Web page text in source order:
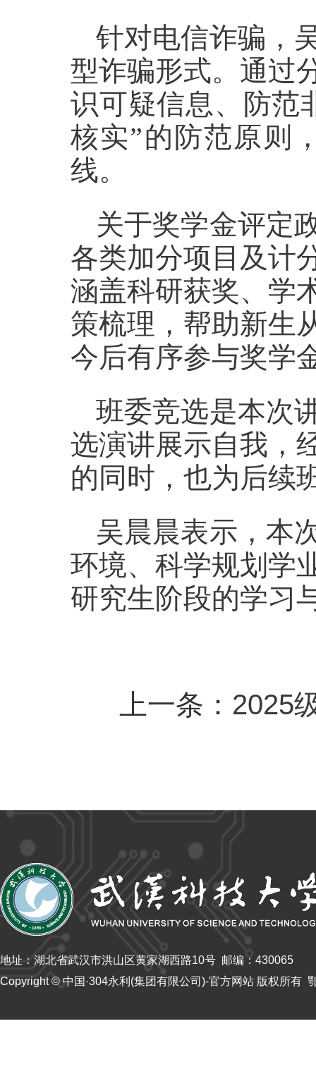
针对电信诈骗，
型诈骗形式。 通过
识可疑信息、防范
核实”的防范原则
线。
关于奖学金评定
各类加分项目及计
涵盖科研获奖、学
策梳理，帮助新生
今后有序参与奖学
班委竞选是本次
选演讲展示自我，
的同时，也为后续
吴晨晨表示， 本
环境、科学规划学
研究生阶段的学习
上一条： 2025
地址：湖北省武汉市洪山区黄家湖西路10号 邮编：430065
Copyright © 中国·304永利(集团有限公司)-官方网站 版权所有